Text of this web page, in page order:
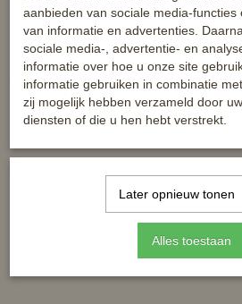
Halster Fluffy is eenvoudig verstelbaar
Reacties
aanbieden van sociale media-functies
van informatie en advertenties.
sociale media-, advertentie- en
informatie over hoe u onze site
informatie gebruiken in combinatie
zij mogelijk hebben verzameld door
diensten of die u hen hebt verstrekt.
Later opnieuw tonen
Alles toestaan